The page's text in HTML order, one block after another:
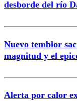
desborde del río
Nuevo temblor
magnitud y el
Alerta por calor